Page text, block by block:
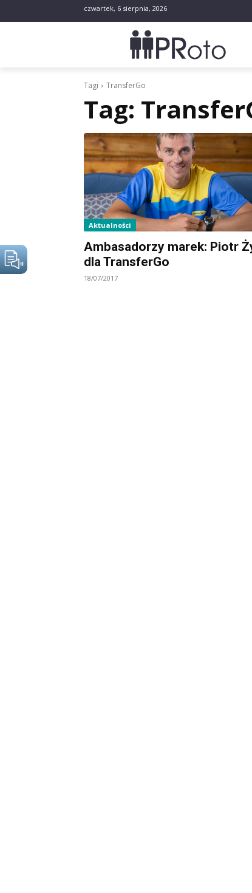
czwartek, 6 sierpnia, 2026
Tagi TransferGo
Tag:
Aktualności
Ambasadorzy marek: Piotr
dla TransferGo
18/07/2017